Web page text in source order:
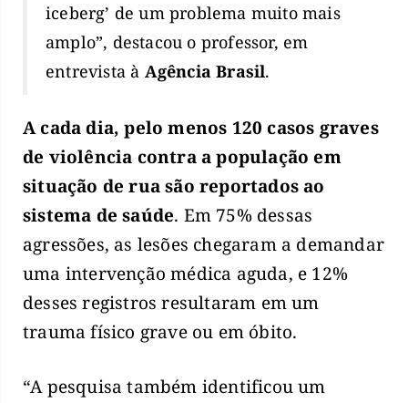
iceberg’ de um problema muito mais
amplo”, destacou o professor, em
entrevista à Agência Brasil.
A cada dia, pelo menos 120 casos graves
de violência contra a população em
situação de rua são reportados ao
sistema de saúde. Em 75% dessas
agressões, as lesões chegaram a demandar
uma intervenção médica aguda, e 12%
desses registros resultaram em um
trauma físico grave ou em óbito.
“A pesquisa também identificou um